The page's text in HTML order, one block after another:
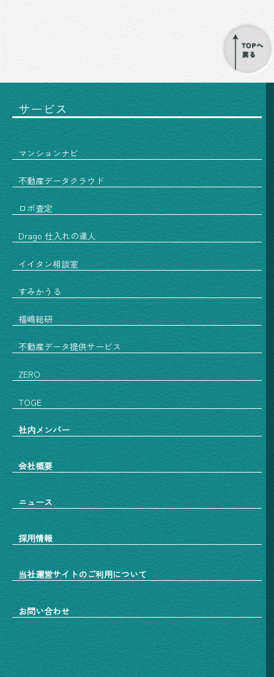
サービス
マンションナビ
不動産データクラウド
ロボ査定
Drago 仕入れの達人
イイタン相談室
すみかうる
福嶋総研
不動産データ提供サービス
ZERO
TOGE
社内メンバー
会社概要
ニュース
採用情報
当社運営サイトのご利用について
お問い合わせ